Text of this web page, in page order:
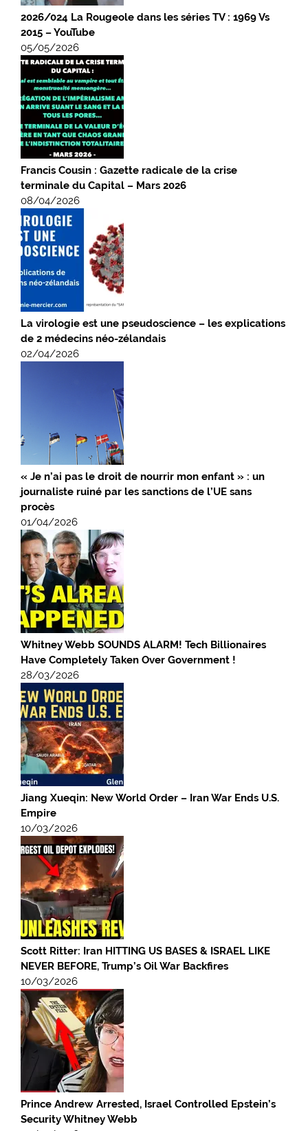
2026/024 La Rougeole dans les séries TV : 1969 Vs
2015 – YouTube
05/05/2026
Francis Cousin : Gazette radicale de la crise
terminale du Capital – Mars 2026
08/04/2026
La virologie est une pseudoscience – les explications
de 2 médecins néo-zélandais
02/04/2026
« Je n’ai pas le droit de nourrir mon enfant » : un
journaliste ruiné par les sanctions de l’UE sans
procès
01/04/2026
Whitney Webb SOUNDS ALARM! Tech Billionaires
Have Completely Taken Over Government !
28/03/2026
Jiang Xueqin: New World Order – Iran War Ends U.S.
Empire
10/03/2026
Scott Ritter: Iran HITTING US BASES & ISRAEL LIKE
NEVER BEFORE, Trump’s Oil War Backfires
10/03/2026
Prince Andrew Arrested, Israel Controlled Epstein’s
Security Whitney Webb